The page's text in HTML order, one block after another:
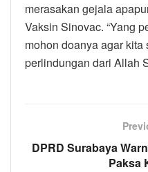
merasakan gejala
Vaksin Sinovac. “Yang
mohon doanya agar
perlindungan dari Allah
DPRD Surabaya
Paksa